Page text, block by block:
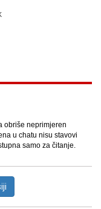
obriše neprimjeren
u chatu nisu stavovi
samo za čitanje.